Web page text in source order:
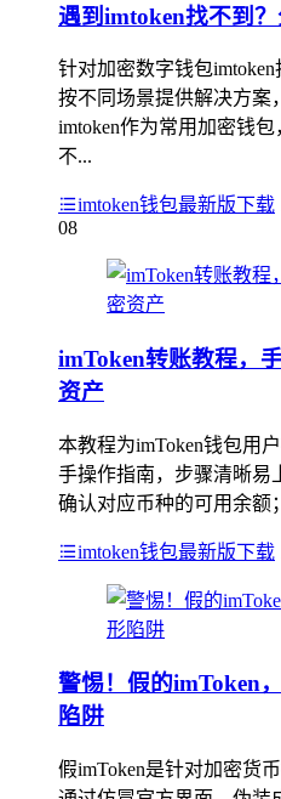
遇到imtoken找不到
针对加密数字钱包
按不同场景提供解决方案
imtoken作为常用加密钱
不...
imtoken钱包最新版下载
08
imToken转账教程，
资产
本教程为imToken钱包用
手操作指南，步骤清晰易
确认对应币种的可用余额
imtoken钱包最新版下载
警惕！假的imToken
陷阱
假imToken是针对加密货